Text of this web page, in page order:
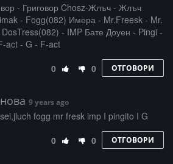
- Григовор Chosz-Жлъч - Жлъч
- Fogg(082) Имера - Mr.Freesk - Mr.
- IMP Бате Доуен - Pingi -
act - G - F-act
0 0 ОТГОВОРИ
9 years ago
fogg mr fresk imp I pingito I G
0 0 ОТГОВОРИ